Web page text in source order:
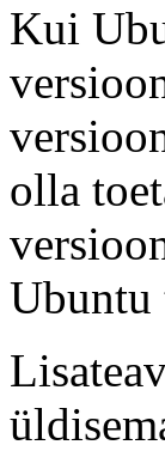
Kui
olla
Ubuntu